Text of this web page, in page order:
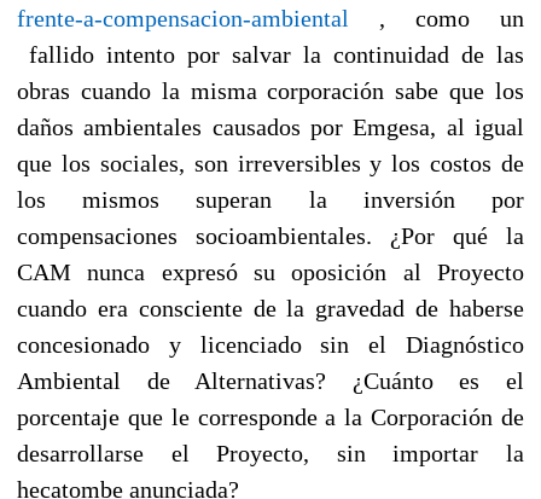
frente-a-compensacion-ambiental , como un
fallido intento por salvar la continuidad de las
obras cuando la misma corporación sabe que los
daños ambientales causados por Emgesa, al igual
que los sociales, son irreversibles y los costos de
los mismos superan la inversión por
compensaciones socioambientales. ¿Por qué la
CAM nunca expresó su oposición al Proyecto
cuando era consciente de la gravedad de haberse
concesionado y licenciado sin el Diagnóstico
Ambiental de Alternativas? ¿Cuánto es el
porcentaje que le corresponde a la Corporación de
desarrollarse el Proyecto, sin importar la
hecatombe anunciada?